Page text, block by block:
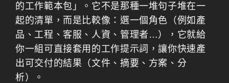
的工作範本包」。它不是那種一堆句子堆在一
起的清單，而是比較像：選一個角色（例如產
品、工程、客服、人資、管理者…），它就給
你一組可直接套用的工作提示詞，讓你快速產
出可交付的結果（文件、摘要、方案、分
析）。